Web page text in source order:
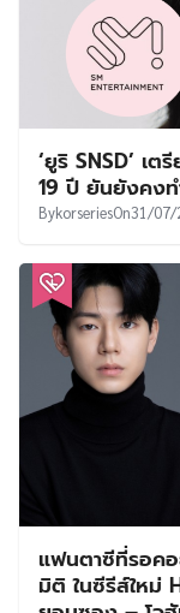
‘ยูริ SNSD’ เ
19 ปี ยันยังคง
BykorseriesOn31/07/
แฟนตาซีที่รอคอ
มิติ ในซีรีส์ใหม่